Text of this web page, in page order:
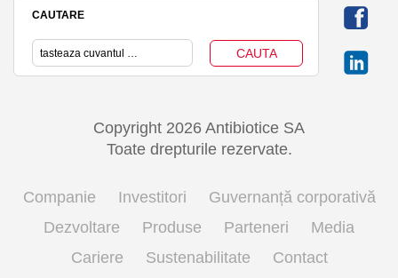
CAUTARE
Copyright 2026 Antibiotice SA
Toate drepturile rezervate.
Companie Investitori
Guvernanță corporativă
Dezvoltare
Produse Parteneri
Media
Cariere
Sustenabilitate
Contact